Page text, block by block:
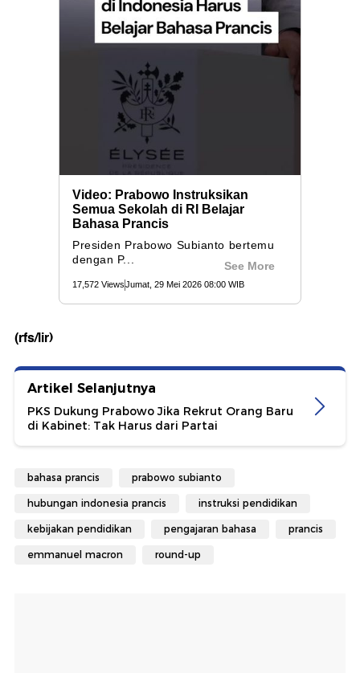
(rfs/lir)
Artikel Selanjutnya
PKS Dukung Prabowo Jika Rekrut Orang Baru
di Kabinet: Tak Harus dari Partai
bahasa prancis prabowo subianto
hubungan indonesia prancis instruksi pendidikan
kebijakan pendidikan pengajaran bahasa prancis
emmanuel macron round-up